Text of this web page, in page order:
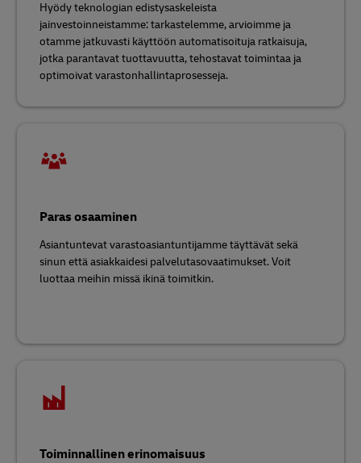
Hyödy teknologian edistysaskeleista
jainvestoinneistamme: tarkastelemme, arvioimme ja
otamme jatkuvasti käyttöön automatisoituja ratkaisuja,
jotka parantavat tuottavuutta, tehostavat toimintaa ja
optimoivat varastonhallintaprosesseja.
Paras osaaminen
Asiantuntevat varastoasiantuntijamme täyttävät sekä
sinun että asiakkaidesi palvelutasovaatimukset. Voit
luottaa meihin missä ikinä toimitkin.
Toiminnallinen erinomaisuus